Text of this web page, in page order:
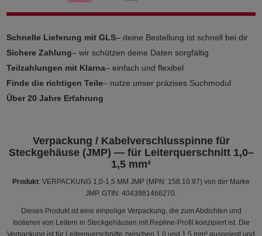
Schnelle Lieferung mit GLS– deine Bestellung ist schnell bei dir
Sichere Zahlung– wir schützen deine Daten sorgfältig
Teilzahlungen mit Klarna– einfach und flexibel
Finde die richtigen Teile– nutze unser präzises Suchmodul
Über 20 Jahre Erfahrung
Verpackung / Kabelverschlusspinne für
Steckgehäuse (JMP) — für Leiterquerschnitt 1,0–
1,5 mm²
Produkt: VERPACKUNG 1,0-1,5 MM JMP (MPN: 158.10.97) von der Marke
JMP. GTIN: 4043981466270.
Dieses Produkt ist eine einpolige Verpackung, die zum Abdichten und
Isolieren von Leitern in Steckgehäusen mit Repline-Profil konzipiert ist. Die
Verpackung ist für Leiterquerschnitte zwischen 1,0 und 1,5 mm² ausgelegt und